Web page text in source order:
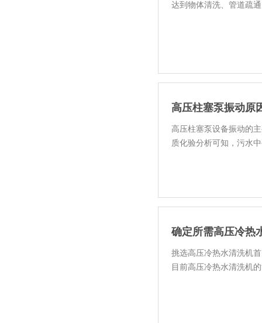
达到物体清洗、管道疏
高压柱塞泵振动原
高压柱塞泵设备振动的
质化验分析可知，污水
确定所需高压冷热
挑选高压冷热水清洗机
目前高压冷热水清洗机